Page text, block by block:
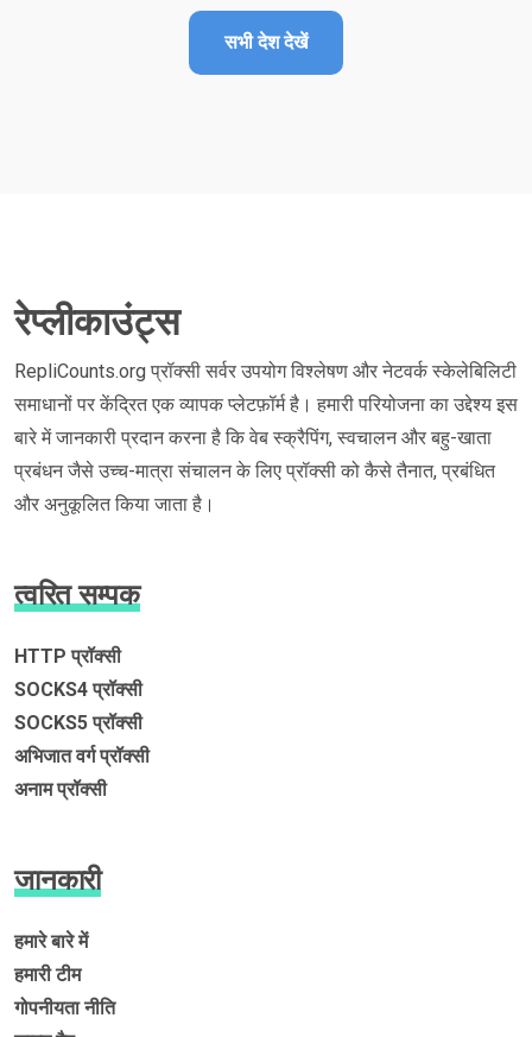
सभी देश देखें
रेप्लीकाउंट्स
RepliCounts.org प्रॉक्सी सर्वर उपयोग विश्लेषण और नेटवर्क स्केलेबिलिटी
समाधानों पर केंद्रित एक व्यापक प्लेटफ़ॉर्म है। हमारी परियोजना का उद्देश्य इस
बारे में जानकारी प्रदान करना है कि वेब स्क्रैपिंग, स्वचालन और बहु-खाता
प्रबंधन जैसे उच्च-मात्रा संचालन के लिए प्रॉक्सी को कैसे तैनात, प्रबंधित
और अनुकूलित किया जाता है।
त्वरित सम्पक
HTTP प्रॉक्सी
SOCKS4 प्रॉक्सी
SOCKS5 प्रॉक्सी
अभिजात वर्ग प्रॉक्सी
अनाम प्रॉक्सी
जानकारी
हमारे बारे में
हमारी टीम
गोपनीयता नीति